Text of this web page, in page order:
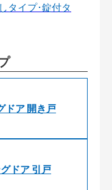
タイプ･錠付タ
ドア 開き戸
ドア 引戸